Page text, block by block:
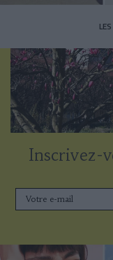
Inscrivez-